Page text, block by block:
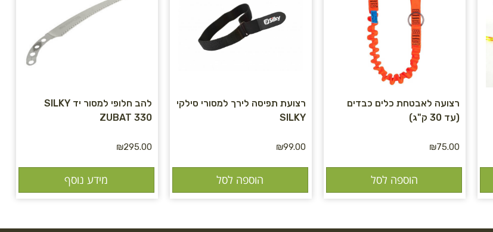
רצועה לאבטחת כלים כבדים
(עד 30 ק"ג)
₪75.00
הוספה לסל
רצועת תפיסה לירך למסורי סילקי
SILKY
₪99.00
הוספה לסל
להב חלופי למסור יד SILKY
ZUBAT 330
₪295.00
מידע נוסף